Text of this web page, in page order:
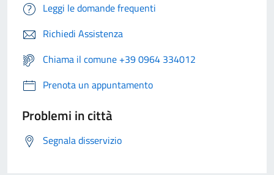
Leggi le domande frequenti
Richiedi Assistenza
Chiama il comune +39 0964 334012
Prenota un appuntamento
Problemi in città
Segnala disservizio